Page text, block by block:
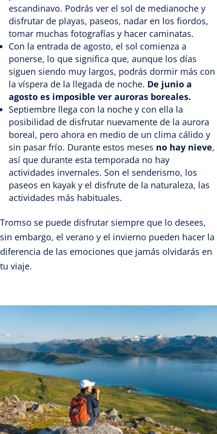
escandinavo. Podrás ver el sol de medianoche y
disfrutar de playas, paseos, nadar en los fiordos,
tomar muchas fotografías y hacer caminatas.
Con la entrada de agosto, el sol comienza a
ponerse, lo que significa que, aunque los días
siguen siendo muy largos, podrás dormir más con
la víspera de la llegada de noche. De junio a
agosto es imposible ver auroras boreales.
Septiembre llega con la noche y con ella la
posibilidad de disfrutar nuevamente de la aurora
boreal, pero ahora en medio de un clima cálido y
sin pasar frío. Durante estos meses no hay nieve,
así que durante esta temporada no hay
actividades invernales. Son el senderismo, los
paseos en kayak y el disfrute de la naturaleza, las
actividades más habituales.
Tromso se puede disfrutar siempre que lo desees,
sin embargo, el verano y el invierno pueden hacer la
diferencia de las emociones que jamás olvidarás en
tu viaje.